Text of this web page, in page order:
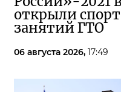
открыли
занятий ГТО
06 августа 2026, 17:49